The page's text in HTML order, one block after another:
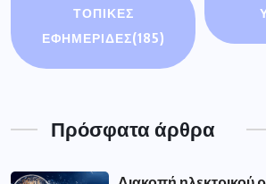
ΤΟΠΙΚΕΣ
ΕΦΗΜΕΡΙΔΕΣ(185)
Πρόσφατα άρθρα